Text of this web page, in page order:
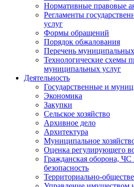
Нормативные правовые
Регламенты
услуг
Формы обращений
Порядок обжалования
Перечень
Технологические схемы
муниципальных услуг
Деятельность
Государственные и
Экономика
Закупки
Сельское хозяйство
Архивное дело
Архитектура
Муниципальное
Оценка регулирующего
Гражданская оборона, ЧС
безопасность
Территориально-